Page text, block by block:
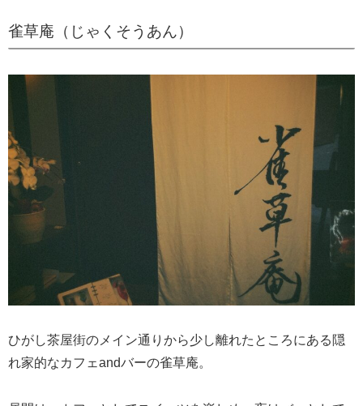
雀草庵（じゃくそうあん）
ひがし茶屋街のメイン通りから少し離れたところにある隠
れ家的なカフェandバーの雀草庵。